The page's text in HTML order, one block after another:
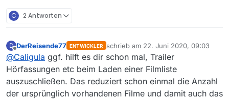
C 2 Antworten
D
Offline
DerReisende77 ENTWICKLER schrieb am 22. Juni 2020, 09:03
zuletzt editiert von
@Caligula ggf. hilft es dir schon mal, Trailer
Hörfassungen etc beim Laden einer Filmliste
auszuschließen. Das reduziert schon einmal die Anzahl
der ursprünglich vorhandenen Filme und damit auch das